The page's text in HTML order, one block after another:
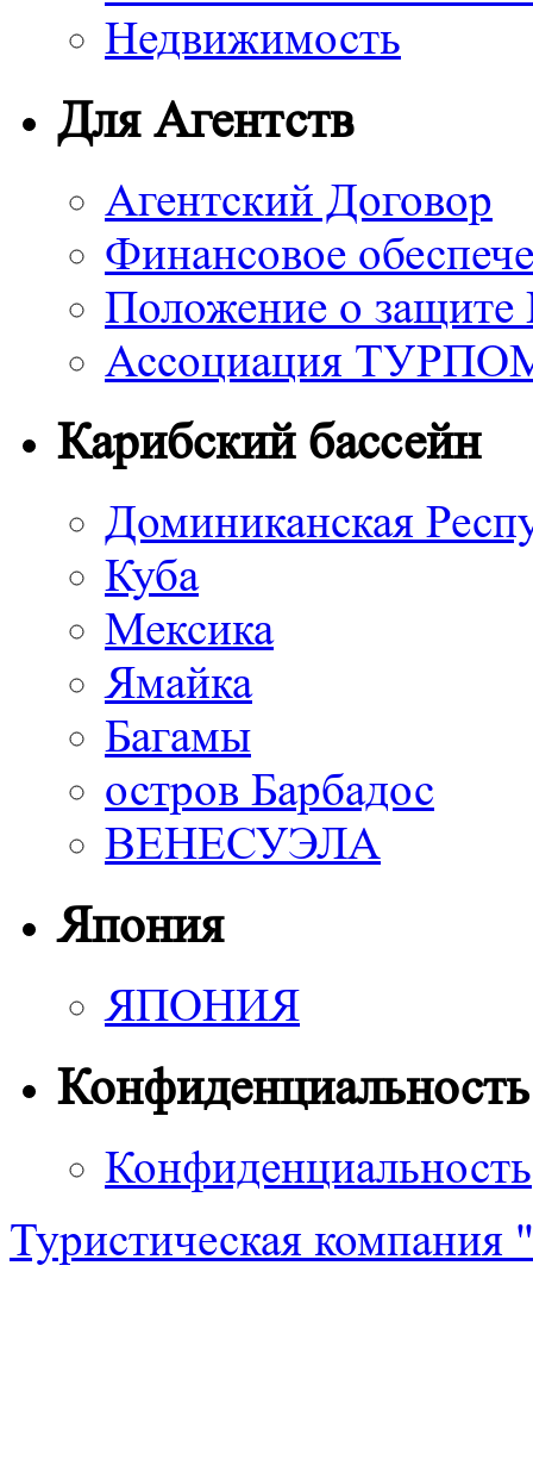
Недвижимость
Для Агентств
Агентский Договор
Финансовое
Положение о
Ассоциация
Карибский бассейн
Доминиканская
Куба
Мексика
Ямайка
Багамы
остров Барбадос
ВЕНЕСУЭЛА
Япония
ЯПОНИЯ
Конфиденциальность
Конфиденциальность
Туристическая